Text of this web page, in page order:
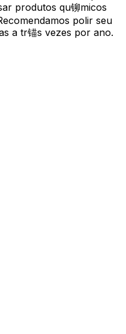
produtos qu铆micos
polir seu
a tr锚s vezes por ano.